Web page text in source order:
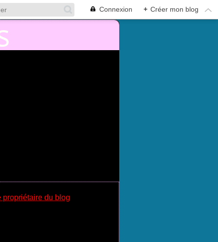
Connexion + Créer mon blog
propriétaire du blog